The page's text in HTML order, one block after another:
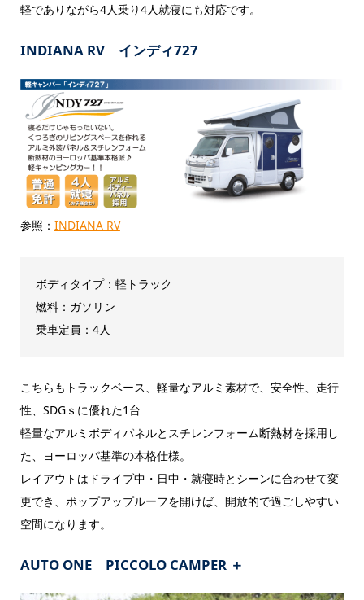
軽でありながら4人乗り4人就寝にも対応です。
INDIANA RV インディ727
参照： INDIANA RV
ボディタイプ：軽トラック
燃料：ガソリン
乗車定員：4人
こちらもトラックベース、軽量なアルミ素材で、安全性、走行
性、SDGｓに優れた1台
軽量なアルミボディパネルとスチレンフォーム断熱材を採用し
た、ヨーロッパ基準の本格仕様。
レイアウトはドライブ中・日中・就寝時とシーンに合わせて変
更でき、ポップアップルーフを開けば、開放的で過ごしやすい
空間になります。
AUTO ONE PICCOLO CAMPER ＋